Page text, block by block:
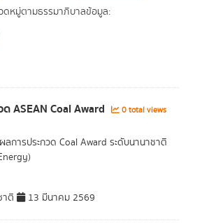
ดหมู่ตามธรรมาภิบาลข้อมูล:
ASEAN Coal Award
0 total views
ลการประกวด Coal Award ระดับนานาชาติ
าติ 13 มีนาคม 2569